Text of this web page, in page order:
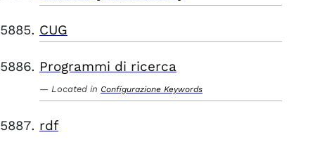
CUG
Programmi di ricerca
Located in Configurazione Keywords
rdf